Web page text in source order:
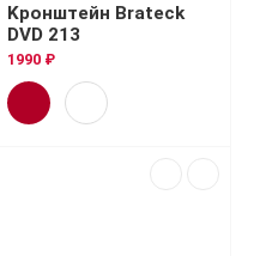
Kронштейн Brateck
DVD 213
1990 ₽